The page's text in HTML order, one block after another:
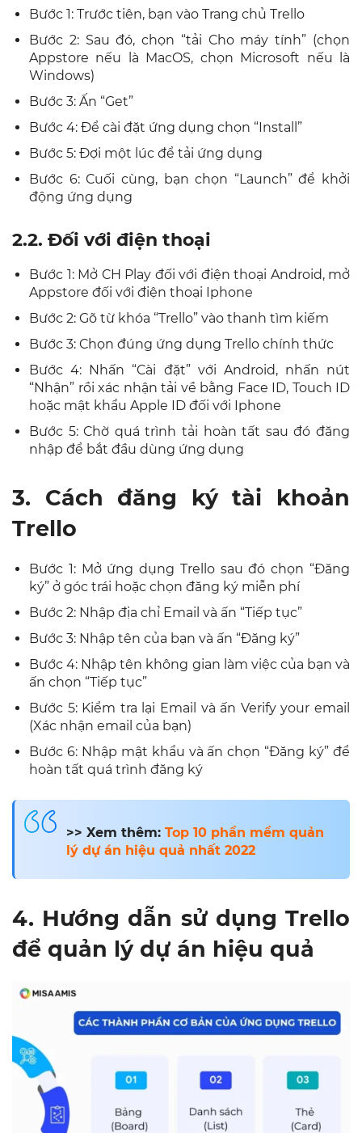
Bước 1: Trước tiên, bạn vào Trang chủ Trello
Bước 2: Sau đó, chọn “tải Cho máy tính” (chọn
Appstore nếu là MacOS, chọn Microsoft nếu là
Windows)
Bước 3: Ấn “Get”
Bước 4: Để cài đặt ứng dụng chọn “Install”
Bước 5: Đợi một lúc để tải ứng dụng
Bước 6: Cuối cùng, bạn chọn “Launch” để khởi
động ứng dụng
2.2. Đối với điện thoại
Bước 1: Mở CH Play đối với điện thoại Android, mở
Appstore đối với điện thoại Iphone
Bước 2: Gõ từ khóa “Trello” vào thanh tìm kiếm
Bước 3: Chọn đúng ứng dụng Trello chính thức
Bước 4: Nhấn “Cài đặt” với Android, nhấn nút
“Nhận” rồi xác nhận tải về bằng Face ID, Touch ID
hoặc mật khẩu Apple ID đối với Iphone
Bước 5: Chờ quá trình tải hoàn tất sau đó đăng
nhập để bắt đầu dùng ứng dụng
3. Cách đăng ký tài khoản
Trello
Bước 1: Mở ứng dụng Trello sau đó chọn “Đăng
ký” ở góc trái hoặc chọn đăng ký miễn phí
Bước 2: Nhập địa chỉ Email và ấn “Tiếp tục”
Bước 3: Nhập tên của bạn và ấn “Đăng ký”
Bước 4: Nhập tên không gian làm việc của bạn và
ấn chọn “Tiếp tục”
Bước 5: Kiểm tra lại Email và ấn Verify your email
(Xác nhận email của bạn)
Bước 6: Nhập mật khẩu và ấn chọn “Đăng ký” để
hoàn tất quá trình đăng ký
>> Xem thêm: Top 10 phần mềm quản
lý dự án hiệu quả nhất 2022
4. Hướng dẫn sử dụng Trello
để quản lý dự án hiệu quả